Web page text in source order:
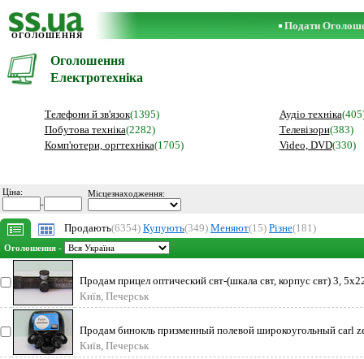
ОГОЛОШЕННЯ
Подати
Оголошення
Електротехніка
Телефони й зв'язок(1395)
Побутова техніка(2282)
Комп'ютери, оргтехніка(1705)
Аудіо техніка
Телевізори(383)
Video, DVD(330)
Ціна:
-
Місцезнаходження:
Продають(6354) Купують(349) Меняют(15) Різне(181)
Оголошення -
Продам прицел оптический свт-(шкала свт, корпус свт) 3,
Київ, Печерськ
Продам бинокль призменный полевой широкоугольный carl
Київ, Печерськ